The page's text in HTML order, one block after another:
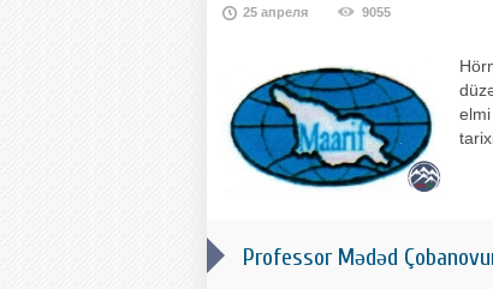
25 апреля 9055
Professor Mədəd